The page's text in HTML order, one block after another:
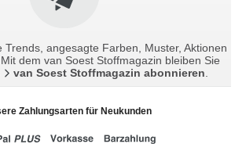
Trends, angesagte Farben, Muster, Aktionen
dem van Soest Stoffmagazin bleiben Sie
van Soest Stoffmagazin abonnieren
Zahlungsarten für Neukunden